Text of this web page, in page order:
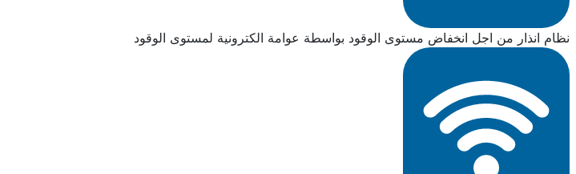
نظام انذار من اجل انخفاض مستوى الوقود بواسطة عوامة الكترونية لمستوى الوقود